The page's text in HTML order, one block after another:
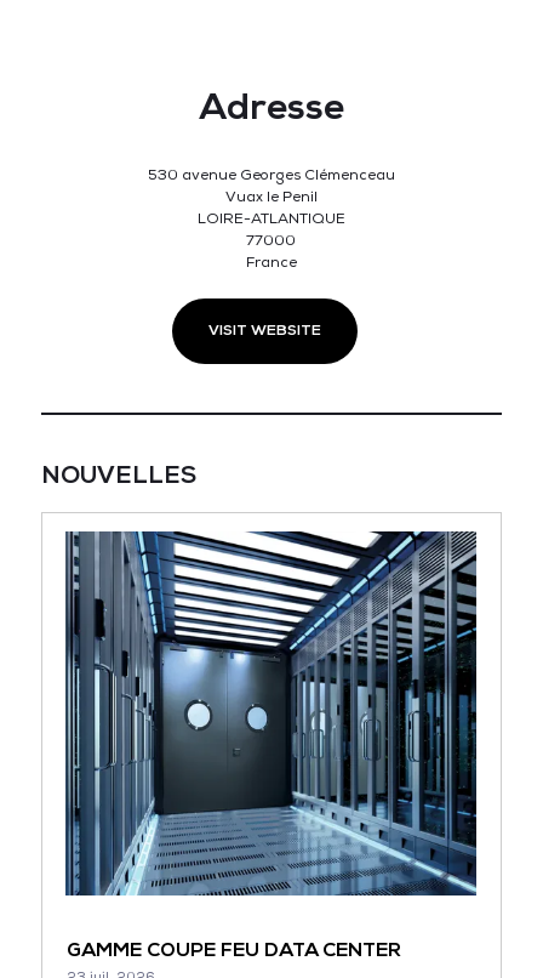
Adresse
530 avenue Georges Clémenceau
Vuax le Penil
LOIRE-ATLANTIQUE
77000
France
VISIT WEBSITE
NOUVELLES
GAMME COUPE FEU DATA CENTER